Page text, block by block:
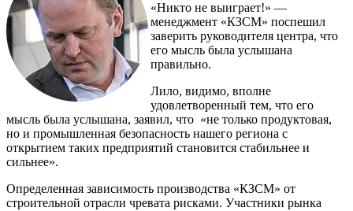
«Никто не выиграет!» —
менеджмент «КЗСМ» поспешил
заверить руководителя центра, что
его мысль была услышана
правильно.
Лило, видимо, вполне
удовлетворенный тем, что его
мысль была услышана, заявил, что «не только продуктовая,
но и промышленная безопасность нашего региона с
открытием таких предприятий становится стабильнее и
сильнее».
Определенная зависимость производства «КЗСМ» от
строительной отрасли чревата рисками. Участники рынка